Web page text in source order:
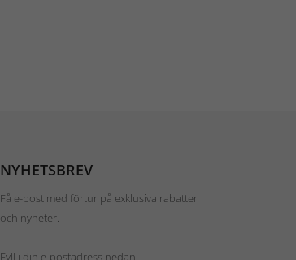
NYHETSBREV
Få e-post med förtur på exklusiva rabatter
och nyheter.
Fyll i din e-postadress nedan.